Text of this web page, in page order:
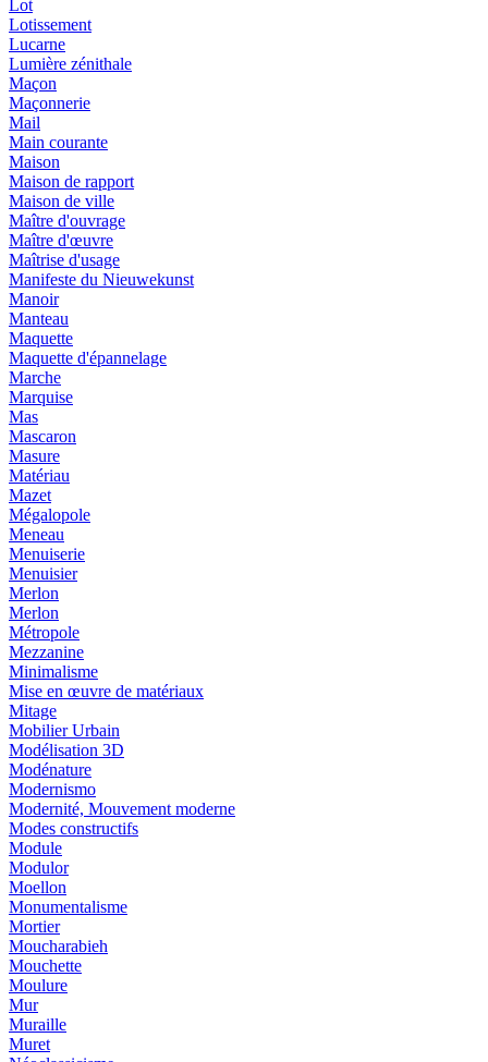
Lot
Lotissement
Lucarne
Lumière zénithale
Maçon
Maçonnerie
Mail
Main courante
Maison
Maison de rapport
Maison de ville
Maître d'ouvrage
Maître d'œuvre
Maîtrise d'usage
Manifeste du Nieuwekunst
Manoir
Manteau
Maquette
Maquette d'épannelage
Marche
Marquise
Mas
Mascaron
Masure
Matériau
Mazet
Mégalopole
Meneau
Menuiserie
Menuisier
Merlon
Merlon
Métropole
Mezzanine
Minimalisme
Mise en œuvre de matériaux
Mitage
Mobilier Urbain
Modélisation 3D
Modénature
Modernismo
Modernité, Mouvement moderne
Modes constructifs
Module
Modulor
Moellon
Monumentalisme
Mortier
Moucharabieh
Mouchette
Moulure
Mur
Muraille
Muret